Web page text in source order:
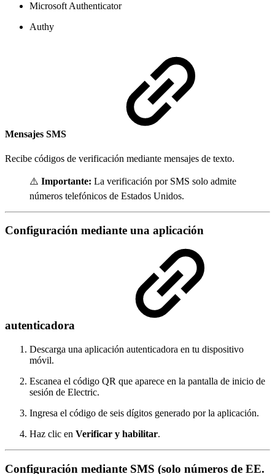
Microsoft Authenticator
Authy
Mensajes SMS
Recibe códigos de verificación mediante mensajes de texto.
⚠️ Importante: La verificación por SMS solo admite
números telefónicos de Estados Unidos.
Configuración mediante una aplicación
autenticadora
Descarga una aplicación autenticadora en tu dispositivo
móvil.
Escanea el código QR que aparece en la pantalla de inicio de
sesión de Electric.
Ingresa el código de seis dígitos generado por la aplicación.
Haz clic en Verificar y habilitar.
Configuración mediante SMS (solo números de EE.